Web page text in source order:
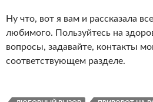
Ну что, вот я вам и рассказала
любимого. Пользуйтесь на
вопросы, задавайте, контакты
соответствующем разделе.